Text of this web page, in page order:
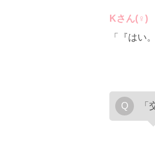
Kさん(♀)
「『はい